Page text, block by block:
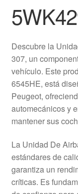
Carro
Contacto
Envío al mundo
Mi cuenta
Pagos
Política de
Procedimiento de
Descubre la
307, un
vehículo. Este
6545HE, está
Peugeot,
automecánicos y
mantener sus
La Unidad De
estándares de
garantiza un
críticas. Es